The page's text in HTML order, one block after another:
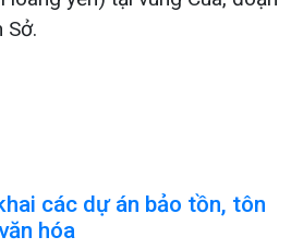
Sở.
các dự án bảo tồn, tôn
hóa